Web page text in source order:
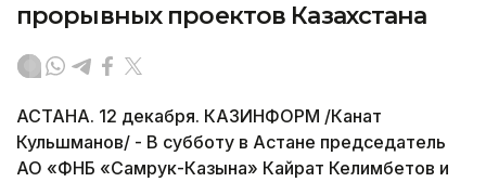
прорывных проектов Казахстана
АСТАНА. 12 декабря. КАЗИНФОРМ /Канат
Кульшманов/ - В субботу в Астане председатель
АО «ФНБ «Самрук-Казына» Кайрат Келимбетов и